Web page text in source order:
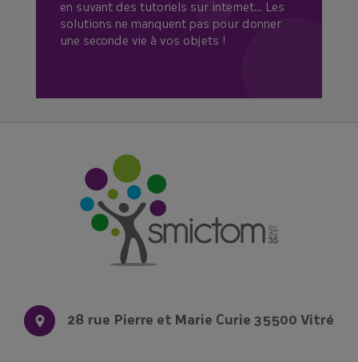
Voici les dates à venir :
👉Samedi 12 septembre à Vitré
👉 Samedi 10 octobre à Retiers
Le SMICTOM Sud Est 35
en suvant des tutoriels sur internet… Les
solutions ne manquent pas pour donner
une seconde vie à vos objets !
28 rue Pierre et Marie Curie 35500 Vitré